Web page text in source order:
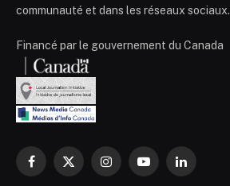
communauté et dans les réseaux sociaux.
Financé par le gouvernement du Canada
Facebook
X
InstagramYouTubeLinkedIn